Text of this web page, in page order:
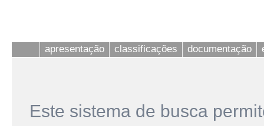
apresentação classificações documentação
Este sistema de busca